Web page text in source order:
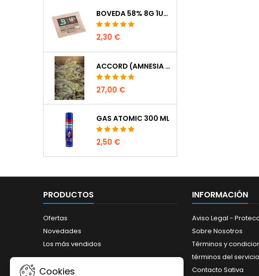
BOVEDA 58% 8G 1UDS
2,30 €
ACCORD (AMNESIA CORDOBESA)
27,00 €
GAS ATOMIC 300 ML
2,50 €
PRODUCTOS
Ofertas
Novedades
Los más vendidos
INFORMACIÓN
Aviso Legal -
Sobre Nosotros
Términos y
términos del servicio
Contacto Sativa
Cookies